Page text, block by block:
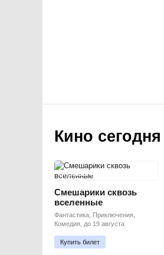
Кино сегодня
ПРЕМЬЕРА
Смешарики сквозь
вселенные
Фантастика, Приключения,
Комедия, до 19 августа
Купить билет